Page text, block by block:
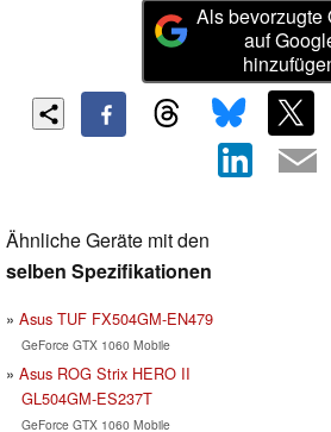
Als bevorzugte
auf
Ähnliche Geräte mit den
selben Spezifikationen
Asus TUF FX504GM-EN479
GeForce GTX 1060 Mobile
Asus ROG Strix HERO II
GL504GM-ES237T
GeForce GTX 1060 Mobile